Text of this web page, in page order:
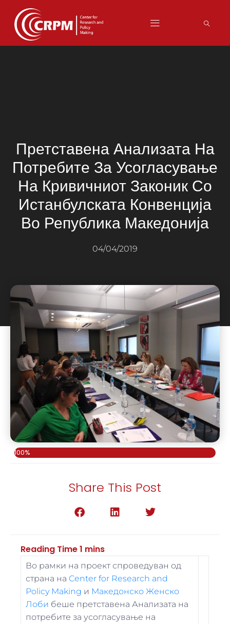
Претставена Анализата На
Потребите За Усогласување
На Кривичниот Законик Со
Истанбулската Конвенција
Во Република Македонија
04/04/2019
100%
Share This Post
Во рамки на проект спроведуван од
страна наCenter for Research and
Policy Making и Македонско Женско
Лоби беше претставена Анализата на
потребите за усогласување на